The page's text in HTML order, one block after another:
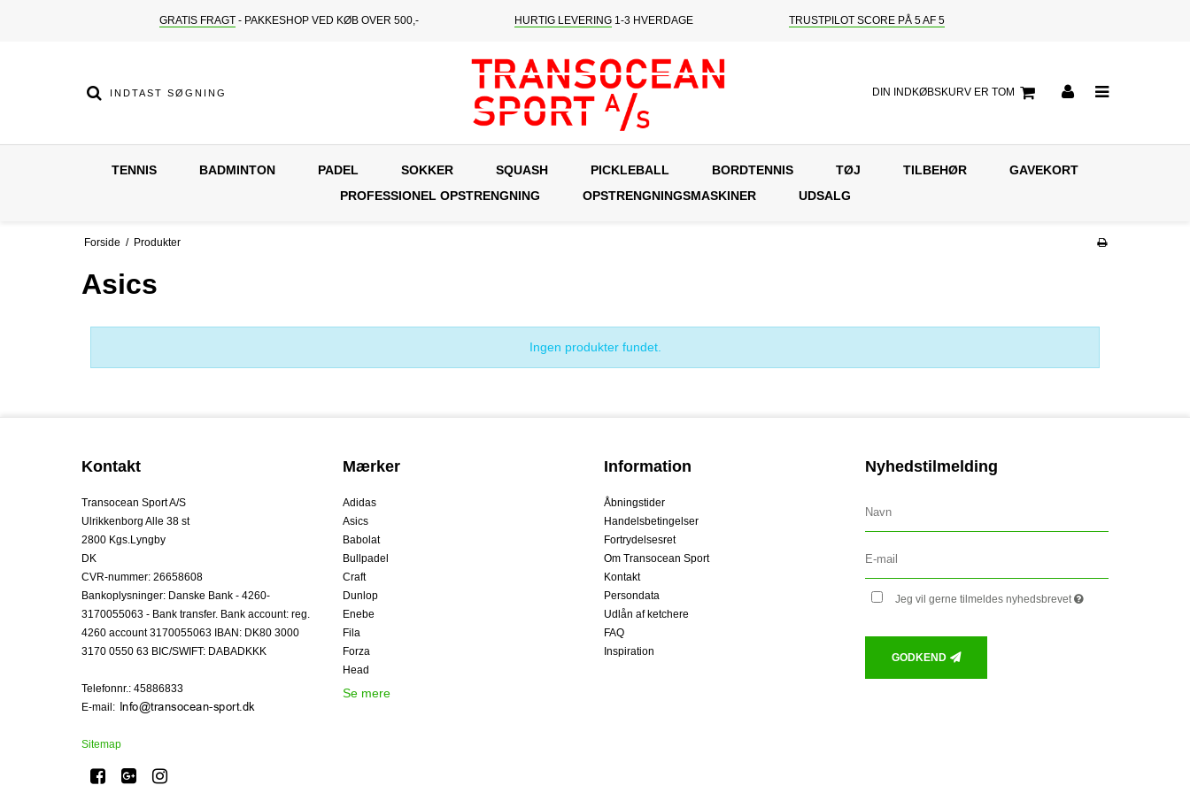
GRATIS FRAGT- PAKKESHOP VED KØB OVER 500,- HURTIG LEVERING1-3 HVERDAGE TRUSTPILOT SCORE PÅ 5 AF 5
DIN INDKØBSKURV ER TOM
TENNIS BADMINTON PADEL SOKKER SQUASH PICKLEBALL BORDTENNIS TØJ TILBEHØR
GAVEKORT
PROFESSIONEL OPSTRENGNING
OPSTRENGNINGSMASKINER UDSALG
Forside / Produkter
Asics
Ingen produkter fundet.
Kontakt
Transocean Sport A/S
Ulrikkenborg Alle 38 st
2800 Kgs.Lyngby
DK
CVR-nummer: 26658608
Bankoplysninger: Danske Bank - 4260-
3170055063 - Bank transfer. Bank account: reg.
4260 account 3170055063 IBAN: DK80 3000
3170 0550 63 BIC/SWIFT: DABADKKK
Telefonnr. : 45886833
E-mail:
Sitemap
Mærker
Adidas
Asics
Babolat
Bullpadel
Craft
Dunlop
Enebe
Fila
Forza
Head
Se mere
Information
Åbningstider
Handelsbetingelser
Fortrydelsesret
Om Transocean Sport
Kontakt
Persondata
Udlån af ketchere
FAQ
Inspiration
Nyhedstilmelding
Jeg vil gerne tilmeldes nyhedsbrevet
GODKEND